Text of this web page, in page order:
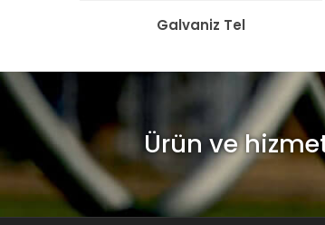
Galvaniz Tel
Ürün ve